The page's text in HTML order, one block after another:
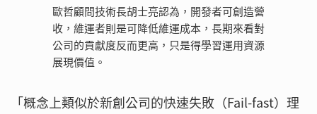
歐哲顧問技術長胡士亮認為，開發者可創造營
收，維運者則是可降低維運成本，長期來看對
公司的貢獻度反而更高，只是得學習運用資源
展現價值。
「概念上類似於新創公司的快速失敗（Fail-fast）理